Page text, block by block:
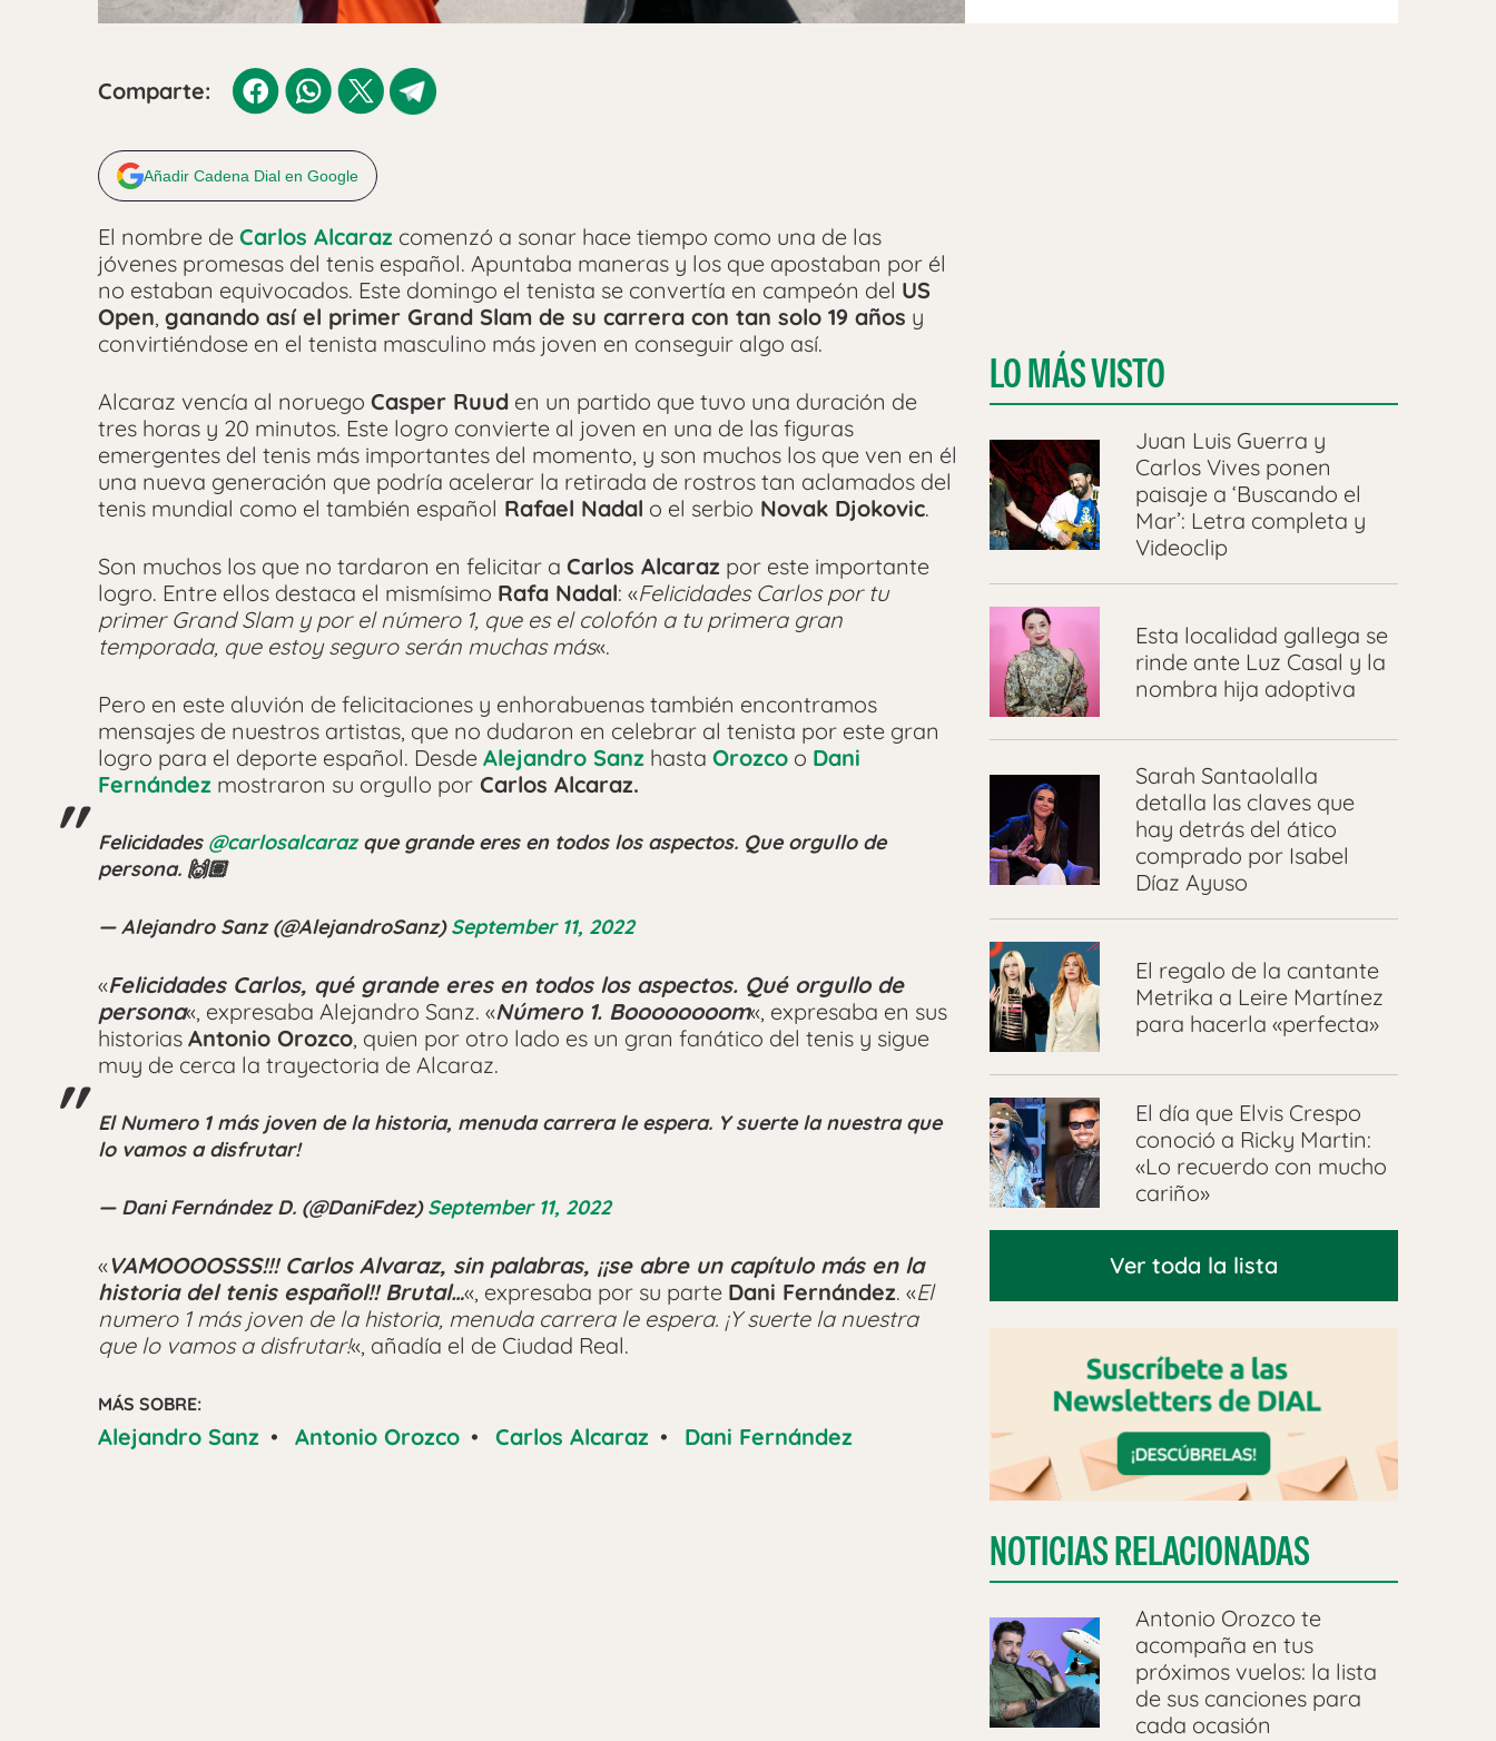
Comparte:
Añadir Cadena Dial en Google
El nombre de Carlos Alcaraz comenzó a sonar hace tiempo como una de las
jóvenes promesas del tenis español. Apuntaba maneras y los que apostaban por él
no estaban equivocados. Este domingo el tenista se convertía en campeón del US
Open, ganando así el primer Grand Slam de su carrera con tan solo 19 años y
convirtiéndose en el tenista masculino más joven en conseguir algo así.
Alcaraz vencía al noruego Casper Ruud en un partido que tuvo una duración de
tres horas y 20 minutos. Este logro convierte al joven en una de las figuras
emergentes del tenis más importantes del momento, y son muchos los que ven en él
una nueva generación que podría acelerar la retirada de rostros tan aclamados del
tenis mundial como el también español Rafael Nadal o el serbio Novak Djokovic.
Son muchos los que no tardaron en felicitar a Carlos Alcaraz por este importante
logro. Entre ellos destaca el mismísimo Rafa Nadal: «Felicidades Carlospor tu
primer Grand Slam y por el número 1, que es el colofón a tu primera gran
temporada, que estoy seguro serán muchas más«.
Pero en este aluvión de felicitaciones y enhorabuenas también encontramos
mensajes de nuestros artistas, que no dudaron en celebrar al tenista por este gran
logro para el deporte español. Desde Alejandro Sanz hasta Orozco o Dani
Fernández mostraron su orgullo por Carlos Alcaraz.
Felicidades @carlosalcarazque grande eres en todos los aspectos. Que orgullo de
persona. 🙌🏽
— Alejandro Sanz (@AlejandroSanz)September 11, 2022
«Felicidades Carlos, qué grande eres en todos los aspectos. Qué orgullo de
persona«, expresaba Alejandro Sanz. «Número 1. Boooooooom«, expresaba en sus
historias Antonio Orozco, quien por otro lado es un gran fanático del tenis y sigue
muy de cerca la trayectoria de Alcaraz.
El Numero 1 más joven de la historia, menuda carrera le espera. Y suerte la nuestra que
lo vamos a disfrutar!
— Dani Fernández D. (@DaniFdez)September 11, 2022
«VAMOOOOSSS!!! Carlos Alvaraz, sin palabras, ¡¡se abreun capítulo más en la
historia del tenis español!! Brutal…«, expresaba por su parte Dani Fernández. «El
numero 1 más joven de la historia, menuda carrera le espera. ¡Y suerte la nuestra
que lo vamos a disfrutar!«, añadía el de Ciudad Real.
MÁS SOBRE:
Alejandro Sanz • Antonio Orozco • Carlos Alcaraz • Dani Fernández
LO MÁS VISTO
Juan Luis Guerra y
Carlos Vives ponen
paisaje a ‘Buscando el
Mar’: Letra completa y
Videoclip
Esta localidad gallega se
rinde ante Luz Casal y la
nombra hija adoptiva
Sarah Santaolalla
detalla las claves que
hay detrás del ático
comprado por Isabel
Díaz Ayuso
El regalo de la cantante
Metrika a Leire Martínez
para hacerla «perfecta»
El día que Elvis Crespo
conoció a Ricky Martin:
«Lo recuerdo con mucho
cariño»
Ver toda la lista
NOTICIAS RELACIONADAS
Antonio Orozco te
acompaña en tus
próximos vuelos: la lista
de sus canciones para
cada ocasión